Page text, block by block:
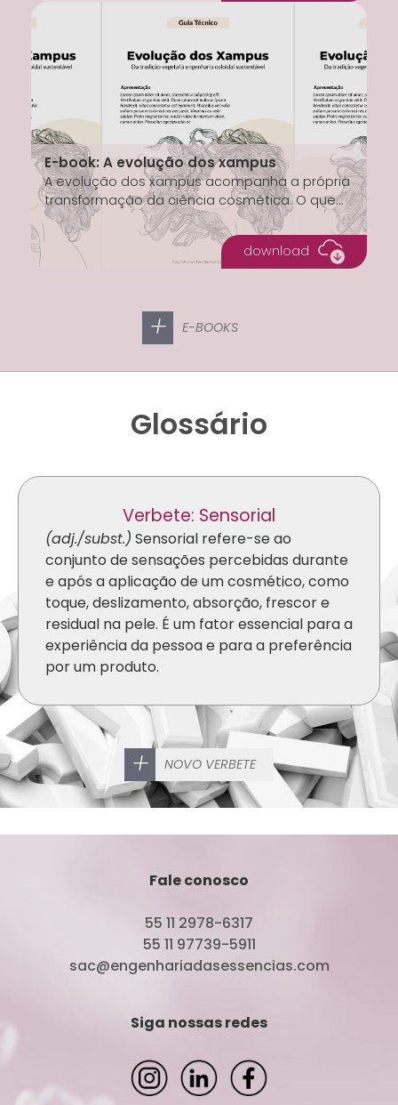
E-book: A evolução dos xampus
A evolução dos xampus acompanha a própria
transformação da ciência cosmética. O que
começou com extratos vegetais e práticas
tradicionais...
download
+ E-BOOKS
Glossário
Verbete: Sensorial
(adj./subst.) Sensorial refere-se ao
conjunto de sensações percebidas durante
e após a aplicação de um cosmético, como
toque, deslizamento, absorção, frescor e
residual na pele. É um fator essencial para a
experiência da pessoa e para a preferência
por um produto.
+ NOVO VERBETE
Fale conosco
55 11 2978-6317
55 11 97739-5911
sac@engenhariadasessencias.com
Siga nossas redes